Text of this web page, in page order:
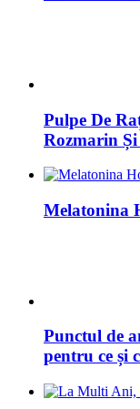
Pulpe De
Rozmarin
Melatonina
Punctul de
pentru ce și